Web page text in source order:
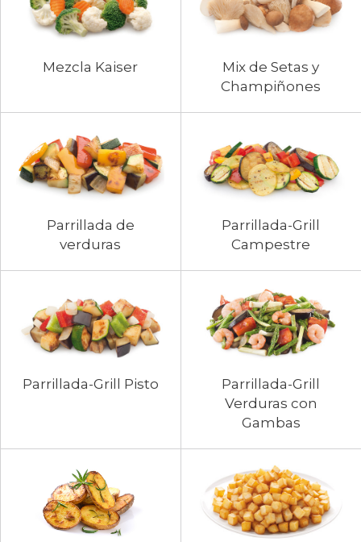
Mezcla Kaiser
Mix de Setas y
Champiñones
Parrillada de
verduras
Parrillada-Grill
Campestre
Parrillada-Grill Pisto
Parrillada-Grill
Verduras con
Gambas